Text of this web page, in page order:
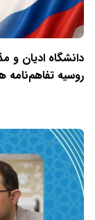
دانشگاه ادیان و
روسیه تفاهم‌نامه